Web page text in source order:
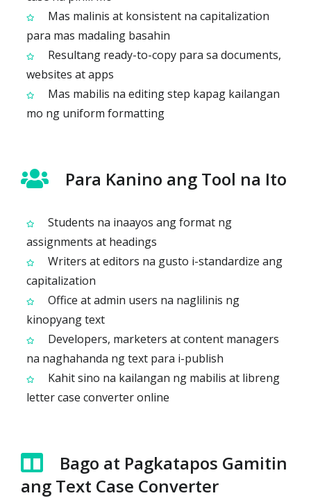
Mas malinis at konsistent na capitalization
para mas madaling basahin
Resultang ready-to-copy para sa documents,
websites at apps
Mas mabilis na editing step kapag kailangan
mo ng uniform formatting
Para Kanino ang Tool na Ito
Students na inaayos ang format ng
assignments at headings
Writers at editors na gusto i-standardize ang
capitalization
Office at admin users na naglilinis ng
kinopyang text
Developers, marketers at content managers
na naghahanda ng text para i-publish
Kahit sino na kailangan ng mabilis at libreng
letter case converter online
Bago at Pagkatapos Gamitin
ang Text Case Converter